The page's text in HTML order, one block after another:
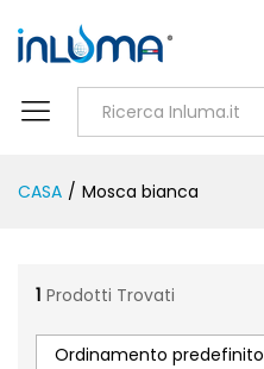
CASA / Mosca bianca
1 Prodotti Trovati
Ordinamento predefinito